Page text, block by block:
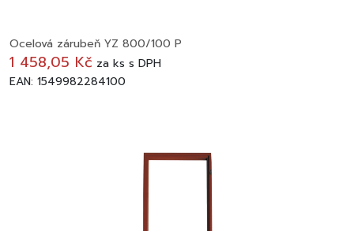
Ocelová zárubeň YZ 800/100 P
1 458,05 Kč za ks s DPH
EAN: 1549982284100